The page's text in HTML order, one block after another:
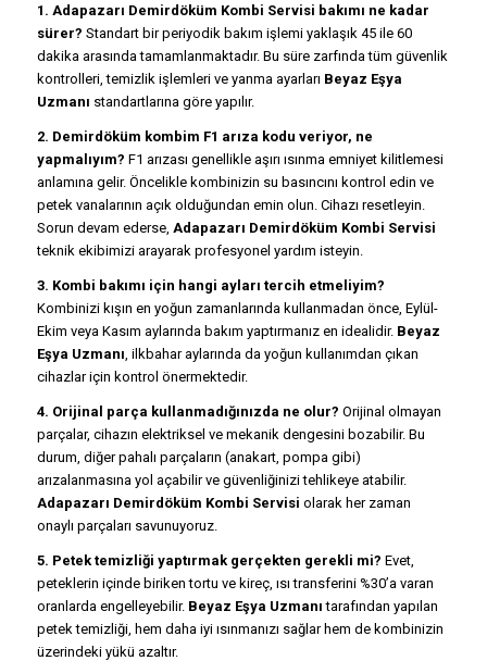
1. Adapazarı Demirdöküm Kombi Servisi bakımı ne kadar
sürer? Standart bir periyodik bakım işlemi yaklaşık 45 ile 60
dakika arasında tamamlanmaktadır. Bu süre zarfında tüm güvenlik
kontrolleri, temizlik işlemleri ve yanma ayarları Beyaz Eşya
Uzmanı standartlarına göre yapılır.
2. Demirdöküm kombim F1 arıza kodu veriyor, ne
yapmalıyım? F1 arızası genellikle aşırı ısınma emniyet kilitlemesi
anlamına gelir. Öncelikle kombinizin su basıncını kontrol edin ve
petek vanalarının açık olduğundan emin olun. Cihazı resetleyin.
Sorun devam ederse, Adapazarı Demirdöküm Kombi Servisi
teknik ekibimizi arayarak profesyonel yardım isteyin.
3. Kombi bakımı için hangi ayları tercih etmeliyim?
Kombinizi kışın en yoğun zamanlarında kullanmadan önce, Eylül-
Ekim veya Kasım aylarında bakım yaptırmanız en idealidir. Beyaz
Eşya Uzmanı , ilkbahar aylarında da yoğun kullanımdan çıkan
cihazlar için kontrol önermektedir.
4. Orijinal parça kullanmadığınızda ne olur? Orijinal olmayan
parçalar, cihazın elektriksel ve mekanik dengesini bozabilir. Bu
durum, diğer pahalı parçaların (anakart, pompa gibi)
arızalanmasına yol açabilir ve güvenliğinizi tehlikeye atabilir.
Adapazarı Demirdöküm Kombi Servisi olarak her zaman
onaylı parçaları savunuyoruz.
5. Petek temizliği yaptırmak gerçekten gerekli mi? Evet,
peteklerin içinde biriken tortu ve kireç, ısı transferini %30’a varan
oranlarda engelleyebilir. Beyaz Eşya Uzmanı tarafından yapılan
petek temizliği, hem daha iyi ısınmanızı sağlar hem de kombinizin
üzerindeki yükü azaltır.